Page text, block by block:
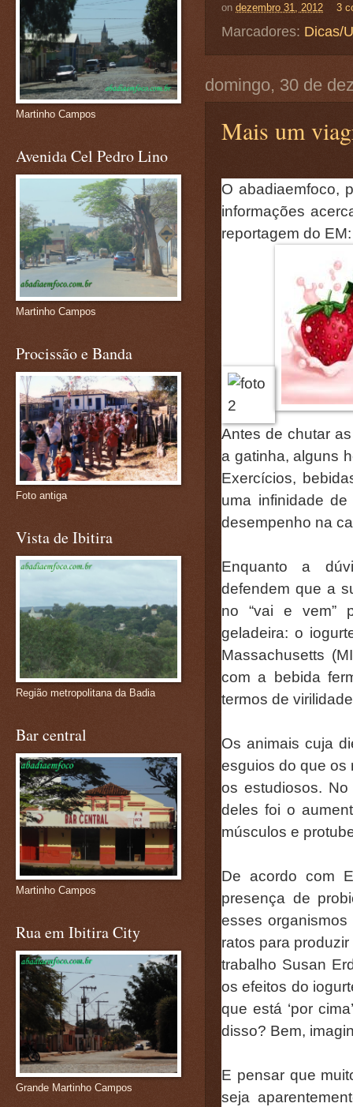
on dezembro 31, 2012 3
Marcadores: Dicas/
domingo, 30 de
Mais um
O abadiaemfoco,
informações
reportagem do EM:
Antes de chutar
a gatinha, alguns
Exercícios,
uma infinidade
desempenho na
Enquanto a
defendem que a
no “vai e vem”
geladeira: o
Massachusetts
com a bebida
termos de
Os animais cuja
esguios do que os
os estudiosos.
deles foi o
músculos e
De acordo com
presença de
esses
ratos para
trabalho Susan
os efeitos do
que está ‘por
disso? Bem,
E pensar que
seja
Martinho Campos
Avenida Cel Pedro Lino
Martinho Campos
Procissão e Banda
Foto antiga
Vista de Ibitira
Região metropolitana da Badia
Bar central
Martinho Campos
Rua em Ibitira City
Grande Martinho Campos